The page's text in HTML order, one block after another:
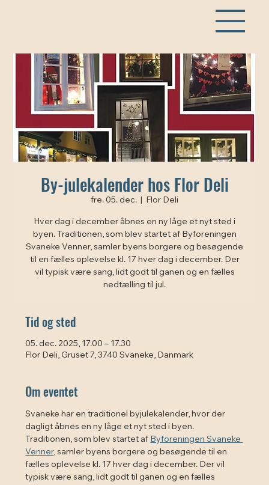
By-julekalender hos Flor Deli
fre. 05. dec. Flor Deli
Hver dag i december åbnes en ny låge et nyt sted i
byen. Traditionen, som blev startet af Byforeningen
Svaneke Venner, samler byens borgere og besøgende
til en fælles oplevelse kl. 17 hver dag i december. Der
vil typisk være sang, lidt godt til ganen og en fælles
nedtælling til jul.
Tid og sted
05. dec. 2025, 17.00 – 17.30
Flor Deli, Gruset 7, 3740 Svaneke, Danmark
Om eventet
Svaneke har en traditionel byjulekalender, hvor der
dagligt åbnes en ny låge et nyt sted i byen.
Traditionen, som blev startet af Byforeningen Svaneke
Venner, samler byens borgere og besøgende til en
fælles oplevelse kl. 17 hver dag i december. Der vil
typisk være sang, lidt godt til ganen og en fælles